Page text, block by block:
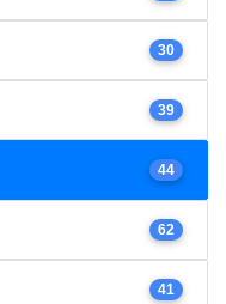
30
39
44
62
41